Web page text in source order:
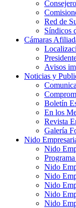
Red de
Síndicos
Cámaras
Avisos
Noticias y
Boletín
En los
Revista
Galería
Nido
Nido
Nido
Nido
Nido
Nido
Nido